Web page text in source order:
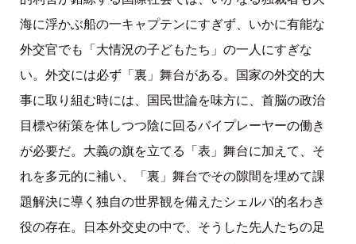
海に浮かぶ船の一キャプテンにすぎず、いかに有能な
外交官でも「大情況の子どもたち」の一人にすぎな
い。外交には必ず「裏」舞台がある。国家の外交的大
事に取り組む時には、国民世論を味方に、首脳の政治
目標や術策を体しつつ陰に回るバイプレーヤーの働き
が必要だ。大義の旗を立てる「表」舞台に加えて、そ
れを多元的に補い、「裏」舞台でその隙間を埋めて課
題解決に導く独自の世界観を備えたシェルパ的名わき
役の存在。日本外交史の中で、そうした先人たちの足